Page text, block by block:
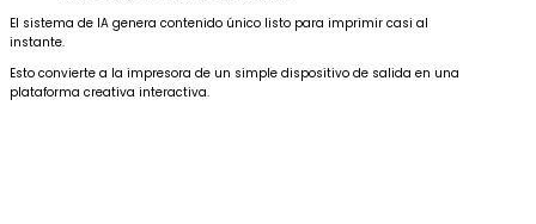
El sistema de IA genera contenido único listo para imprimir casi al
instante.
Esto convierte a la impresora de un simple dispositivo de salida en una
plataforma creativa interactiva.